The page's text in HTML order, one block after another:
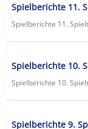
Spielberichte 11.
Spielberichte 11.
Spielberichte 10.
Spielberichte 10.
Spielberichte 9.